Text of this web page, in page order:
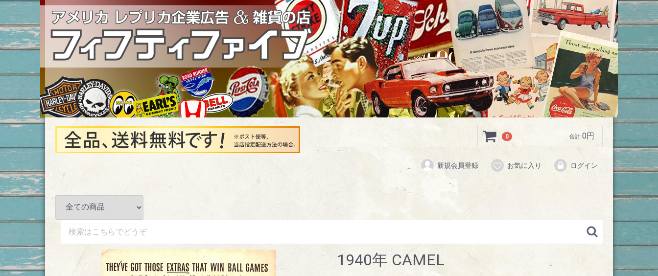
新規会員登録 お気に入り ログイン
0 合計 0円
1940年 CAMEL